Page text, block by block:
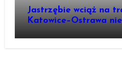
Jastrzębie wciąż na
Katowice–Ostrawa